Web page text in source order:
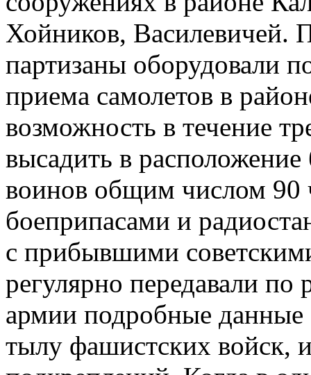
Хойников, Василевичей.
партизаны оборудовали
приема самолетов в
возможность в течение
высадить в
воинов общим числом 90
боеприпасами и
с прибывшими
регулярно передавали
армии подробные данные
тылу фашистских войск,